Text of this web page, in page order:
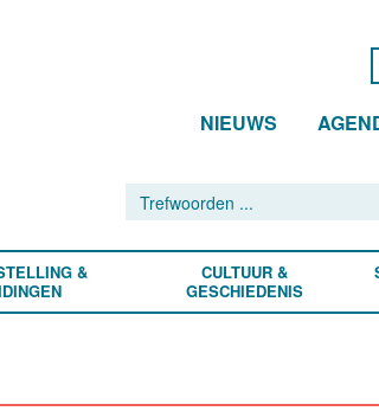
NIEUWS
&
CULTUUR &
GESCHIEDENIS